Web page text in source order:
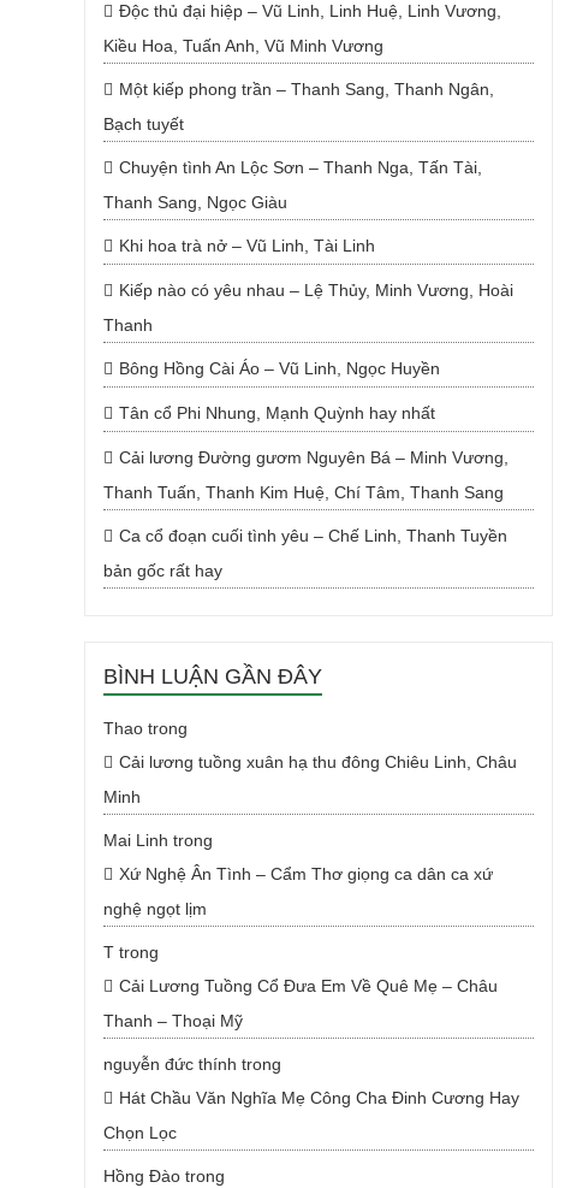
Độc thủ đại hiệp – Vũ Linh, Linh Huệ, Linh Vương,
Kiều Hoa, Tuấn Anh, Vũ Minh Vương
Một kiếp phong trần – Thanh Sang, Thanh Ngân,
Bạch tuyết
Chuyện tình An Lộc Sơn – Thanh Nga, Tấn Tài,
Thanh Sang, Ngọc Giàu
Khi hoa trà nở – Vũ Linh, Tài Linh
Kiếp nào có yêu nhau – Lệ Thủy, Minh Vương, Hoài
Thanh
Bông Hồng Cài Áo – Vũ Linh, Ngọc Huyền
Tân cổ Phi Nhung, Mạnh Quỳnh hay nhất
Cải lương Đường gươm Nguyên Bá – Minh Vương,
Thanh Tuấn, Thanh Kim Huệ, Chí Tâm, Thanh Sang
Ca cổ đoạn cuối tình yêu – Chế Linh, Thanh Tuyền
bản gốc rất hay
BÌNH LUẬN GẦN ĐÂY
Thaotrong
Cải lương tuồng xuân hạ thu đông Chiêu Linh, Châu
Minh
Mai Linh trong
Xứ Nghệ Ân Tình – Cẩm Thơ giọng ca dân ca xứ
nghệ ngọt lịm
Ttrong
Cải Lương Tuồng Cổ Đưa Em Về Quê Mẹ – Châu
Thanh – Thoại Mỹ
nguyễn đức thính trong
Hát Chầu Văn Nghĩa Mẹ Công Cha Đinh Cương Hay
Chọn Lọc
Hồng Đàotrong